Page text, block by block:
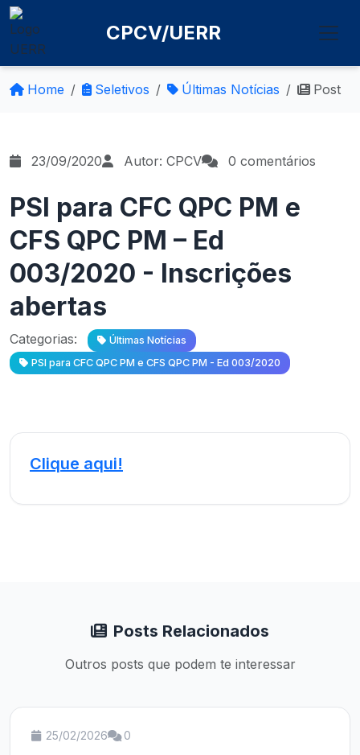
CPCV/UERR
Home Seletivos Últimas Notícias Post
23/09/2020 Autor: CPCV 0 comentários
PSI para CFC QPC PM e
CFS QPC PM – Ed
003/2020 - Inscrições
abertas
Categorias:
Últimas Notícias
PSI para CFC QPC PM e CFS QPC PM - Ed 003/2020
Clique aqui!
Posts Relacionados
Outros posts que podem te interessar
25/02/2026 0